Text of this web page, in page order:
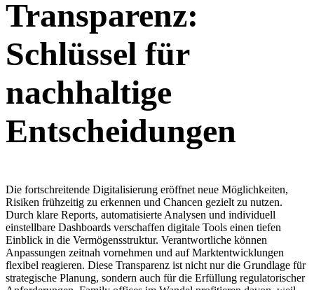
Transparenz:
Schlüssel für
nachhaltige
Entscheidungen
Die fortschreitende Digitalisierung eröffnet neue Möglichkeiten,
Risiken frühzeitig zu erkennen und Chancen gezielt zu nutzen.
Durch klare Reports, automatisierte Analysen und individuell
einstellbare Dashboards verschaffen digitale Tools einen tiefen
Einblick in die Vermögensstruktur. Verantwortliche können
Anpassungen zeitnah vornehmen und auf Marktentwicklungen
flexibel reagieren. Diese Transparenz ist nicht nur die Grundlage für
strategische Planung, sondern auch für die Erfüllung regulatorischer